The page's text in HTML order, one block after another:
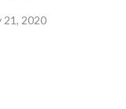
21, 2020